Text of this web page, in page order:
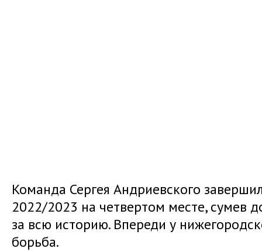
Команда Сергея Андриевского
2022/2023 на четвертом месте, сумев
за всю историю. Впереди у
борьба.